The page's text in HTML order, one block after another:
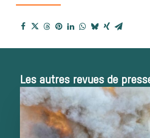
d’une
Les autres revues de